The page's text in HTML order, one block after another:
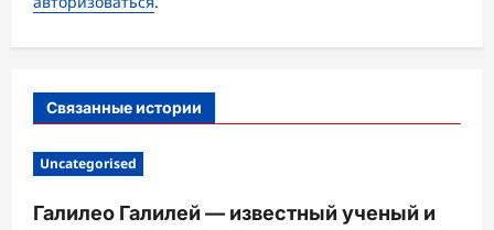
Связанные истории
Uncategorised
Галилео Галилей — известный ученый и